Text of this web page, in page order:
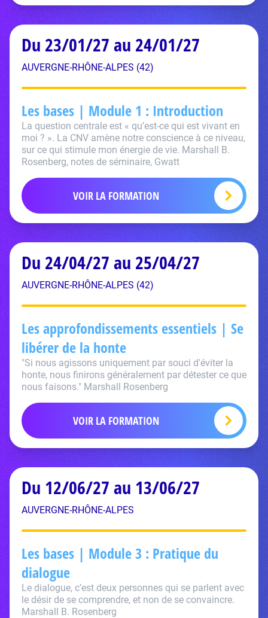
Du 23/01/27 au 24/01/27
AUVERGNE-RHÔNE-ALPES (42)
Les bases | Module 1 : Introduction
La question centrale est « qu’est-ce qui est vivant en
moi ? ». La CNV amène notre conscience à ce niveau,
sur ce qui stimule mon énergie de vie. Marshall B.
Rosenberg, notes de séminaire, Gwatt
VOIR LA FORMATION
Du 24/04/27 au 25/04/27
AUVERGNE-RHÔNE-ALPES (42)
Les approfondissements essentiels | Se
libérer de la honte
"Si nous agissons uniquement par souci d'éviter la
honte, nous finirons généralement par détester ce que
nous faisons." Marshall Rosenberg
VOIR LA FORMATION
Du 12/06/27 au 13/06/27
AUVERGNE-RHÔNE-ALPES
Les bases | Module 3 : Pratique du
dialogue
Le dialogue, c’est deux personnes qui se parlent avec
le désir de se comprendre, et non de se convaincre.
Marshall B. Rosenberg